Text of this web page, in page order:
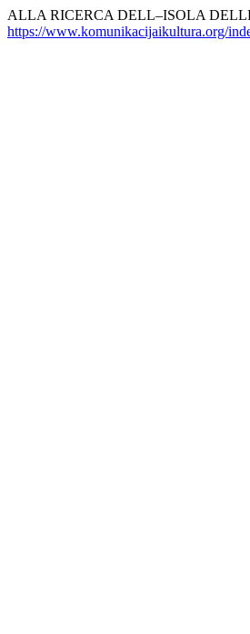
ALLA RICERCA DELL–ISOLA
https://www.komunikacijaikultura.org/